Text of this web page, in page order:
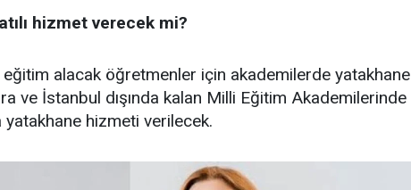
hizmet verecek mi?
alacak öğretmenler için akademilerde yatakhane
ve İstanbul dışında kalan Milli Eğitim Akademilerinde
hizmeti verilecek.